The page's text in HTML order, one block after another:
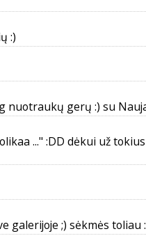
:)
nuotraukų gerų :) su
..." :DD dėkui už tokius
galerijoje ;) sėkmės toliau